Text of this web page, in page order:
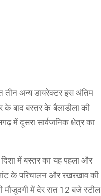
तीन अन्य डायरेक्टर इस अंतिम
बाद बस्तर के बैलाडीला की
में दूसरा सार्वजनिक क्षेत्र का
में बस्तर का यह पहला और
के परिचालन और रखरखाव की
मौजूदगी में देर रात 12 बजे स्टील